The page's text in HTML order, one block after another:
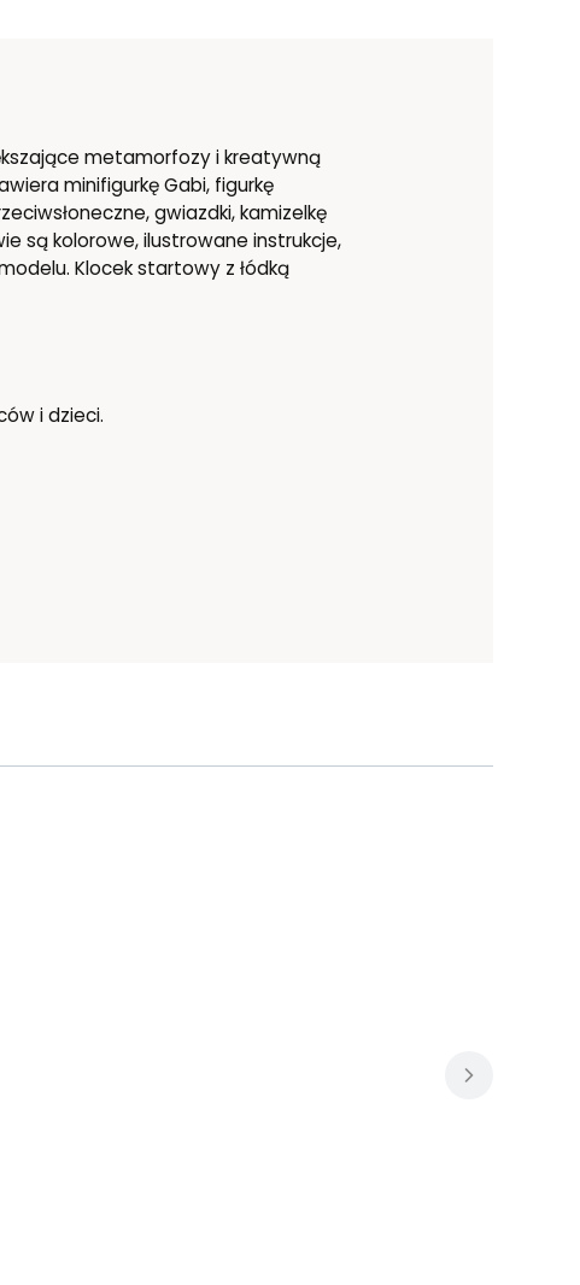
metamorfozy i kreatywną
minifigurkę Gabi, figurkę
gwiazdki, kamizelkę
są kolorowe, ilustrowane instrukcje,
Klocek startowy z łódką
i dzieci.